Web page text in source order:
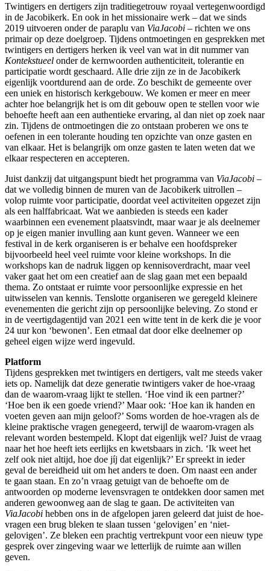
Twintigers en dertigers zijn traditiegetrouw royaal vertegenwoordigd
in de Jacobikerk. En ook in het missionaire werk – dat we sinds
2019 uitvoeren onder de paraplu van ViaJacobi – richten we ons
primair op deze doelgroep. Tijdens ontmoetingen en gesprekken met
twintigers en dertigers herken ik veel van wat in dit nummer van
Kontekstueel onder de kernwoorden authenticiteit, tolerantie en
participatie wordt geschaard. Alle drie zijn ze in de Jacobikerk
eigenlijk voortdurend aan de orde. Zo beschikt de gemeente over
een uniek en historisch kerkgebouw. We komen er meer en meer
achter hoe belangrijk het is om dit gebouw open te stellen voor wie
behoefte heeft aan een authentieke ervaring, al dan niet op zoek naar
zin. Tijdens de ontmoetingen die zo ontstaan proberen we ons te
oefenen in een tolerante houding ten opzichte van onze gasten en
van elkaar. Het is belangrijk om onze gasten te laten weten dat we
elkaar respecteren en accepteren.
Juist dankzij dat uitgangspunt biedt het programma van ViaJacobi –
dat we volledig binnen de muren van de Jacobikerk uitrollen –
volop ruimte voor participatie, doordat veel activiteiten opgezet zijn
als een halffabricaat. Wat we aanbieden is steeds een kader
waarbinnen een evenement plaatsvindt, maar waar je als deelnemer
op je eigen manier invulling aan kunt geven. Wanneer we een
festival in de kerk organiseren is er behalve een hoofdspreker
bijvoorbeeld heel veel ruimte voor kleine workshops. In die
workshops kan de nadruk liggen op kennisoverdracht, maar veel
vaker gaat het om een creatief aan de slag gaan met een bepaald
thema. Zo ontstaat er ruimte voor persoonlijke expressie en het
uitwisselen van kennis. Tenslotte organiseren we geregeld kleinere
evenementen die gericht zijn op persoonlijke beleving. Zo stond er
in de veertigdagentijd van 2021 een witte tent in de kerk die je voor
24 uur kon ‘bewonen’. Een etmaal dat door elke deelnemer op
geheel eigen wijze werd ingevuld.
Platform
Tijdens gesprekken met twintigers en dertigers, valt me steeds vaker
iets op. Namelijk dat deze generatie twintigers vaker de hoe-vraag
dan de waarom-vraag lijkt te stellen. ‘Hoe vind ik een partner?’
‘Hoe ben ik een goede vriend?’ Maar ook: ‘Hoe kan ik handen en
voeten geven aan mijn geloof?’ Soms worden de hoe-vragen als de
kleine praktische vragen genegeerd, terwijl de waarom-vragen als
relevant worden bestempeld. Klopt dat eigenlijk wel? Juist de vraag
naar het hoe heeft iets eerlijks en kwetsbaars in zich. ‘Ik weet het
zelf ook niet altijd, hoe doe jíj dat eigenlijk?’ Er spreekt in ieder
geval de bereidheid uit om het anders te doen. Om naast een ander
te gaan staan. En zo’n vraag getuigt van de behoefte om de
antwoorden op moderne levensvragen te ontdekken door samen met
anderen gewoonweg aan de slag te gaan. De activiteiten van
ViaJacobi hebben ons in de afgelopen jaren geleerd dat juist de hoe-
vragen een brug bleken te slaan tussen ‘gelovigen’ en ‘niet-
gelovigen’. Ze bleken een prachtig vertrekpunt voor een nieuw type
gesprek over zingeving waar we letterlijk de ruimte aan willen
geven.